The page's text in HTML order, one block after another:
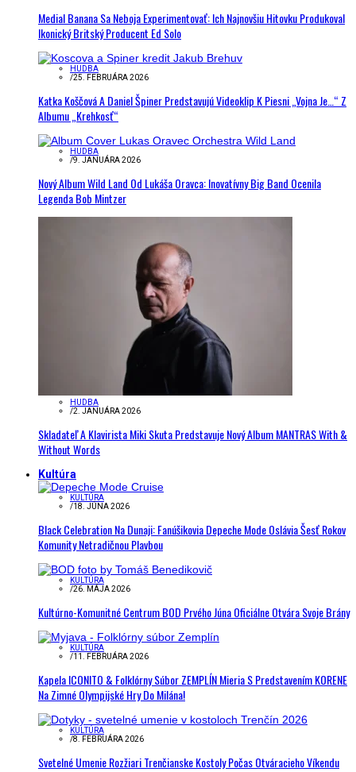
Medial Banana Sa Neboja Experimentovať: Ich Najnovšiu Hitovku Produkoval
Ikonický Britský Producent Ed Solo
HUDBA
/25. FEBRUÁRA 2026
Katka Koščová A Daniel Špiner Predstavujú Videoklip K Piesni „Vojna Je…“ Z
Albumu „Krehkosť“
HUDBA
/9. JANUÁRA 2026
Nový Album Wild Land Od Lukáša Oravca: Inovatívny Big Band Ocenila
Legenda Bob Mintzer
HUDBA
/2. JANUÁRA 2026
Skladateľ A Klavirista Miki Skuta Predstavuje Nový Album MANTRAS With &
Without Words
Kultúra
KULTÚRA
/18. JÚNA 2026
Black Celebration Na Dunaji: Fanúšikovia Depeche Mode Oslávia Šesť Rokov
Komunity Netradičnou Plavbou
KULTÚRA
/26. MÁJA 2026
Kultúrno-Komunitné Centrum BOD Prvého Júna Oficiálne Otvára Svoje Brány
KULTÚRA
/11. FEBRUÁRA 2026
Kapela ICONITO & Folklórny Súbor ZEMPLÍN Mieria S Predstavením KORENE
Na Zimné Olympijské Hry Do Milána!
KULTÚRA
/8. FEBRUÁRA 2026
Svetelné Umenie Rozžiari Trenčianske Kostoly Počas Otváracieho Víkendu